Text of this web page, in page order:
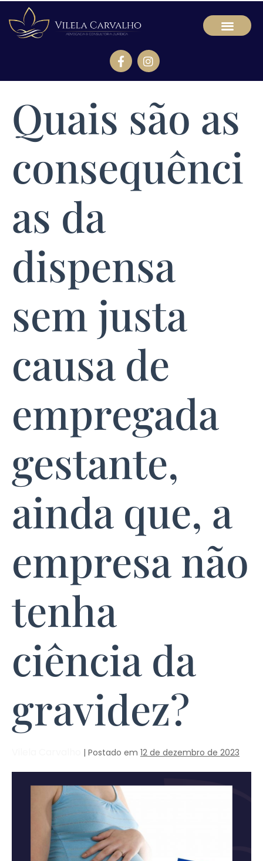
Quais são as
consequênci
as da
dispensa
sem justa
causa de
empregada
gestante,
ainda que, a
empresa não
tenha
ciência da
gravidez?
| Postado em 12 de dezembro de 2023